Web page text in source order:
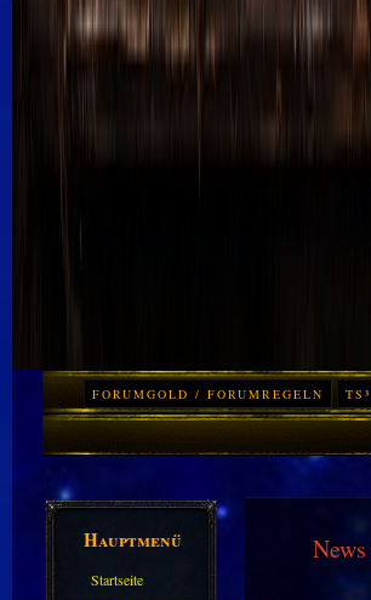
FORUMGOLD / FORUMREGELN
Hauptmenü
Startseite